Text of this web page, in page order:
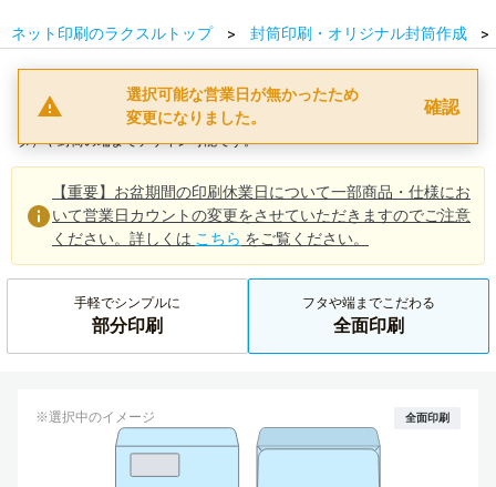
選択可能な営業日が無かったため
変更になりました。
確認
ネット印刷のラクスルトップ 封筒印刷・オリジナル封筒作成
洋長3号 窓付き封筒全面印刷料金表
A4サイズ3つ折りの書類が入る横長の封筒。印刷後に製袋するのでベロ（フ
タ）や封筒の端までデザイン可能です。
【重要】お盆期間の印刷休業日について一部商品・仕様にお
いて営業日カウントの変更をさせていただきますのでご注意
ください。詳しくは こちら をご覧ください。
手軽でシンプルに
部分印刷
フタや端までこだわる
全面印刷
※選択中のイメージ 全面印刷